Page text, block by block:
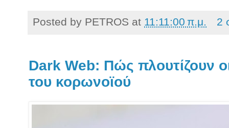
Posted by PETROS at 11:11:00 π.μ. 2
Dark Web: Πώς πλουτίζουν
του κορωνοϊού